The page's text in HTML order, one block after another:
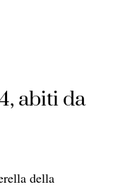
abiti da
della